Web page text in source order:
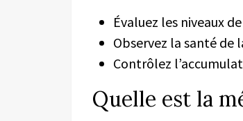
Évaluez les niveaux
Observez la santé de
Contrôlez
Quelle est la